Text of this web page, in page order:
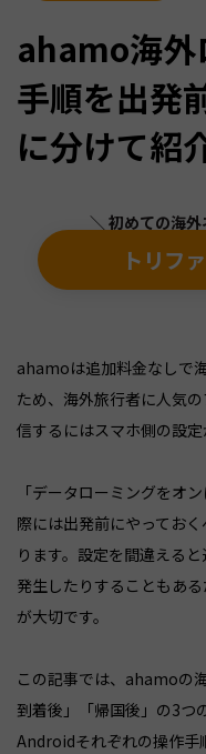
ahamo海外
手順を出発
に分けて紹
＼ 初めての海
トリフ
ahamoは追加料金なしで
ため、海外旅行者に人気
信するにはスマホ側の設定
「データローミングをオ
際には出発前にやってお
ります。設定を間違える
発生したりすることもあ
が大切です。
この記事では、ahamoの
到着後」「帰国後」の3つ
Androidそれぞれの操作手